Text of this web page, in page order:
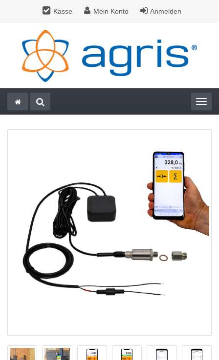
Kasse Mein Konto Anmelden